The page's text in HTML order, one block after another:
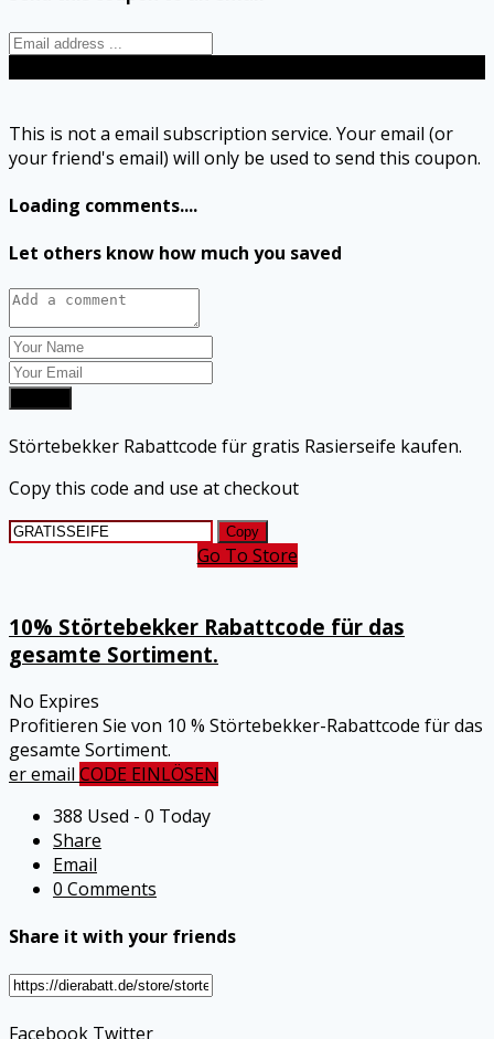
This is not a email subscription service. Your email (or
your friend's email) will only be used to send this coupon.
Loading comments....
Let others know how much you saved
Störtebekker Rabattcode für gratis Rasierseife kaufen.
Copy this code and use at checkout
Copy
Go To Store
10% Störtebekker Rabattcode für das
gesamte Sortiment.
No Expires
Profitieren Sie von 10 % Störtebekker-Rabattcode für das
gesamte Sortiment.
er email CODE EINLÖSEN
388 Used - 0 Today
Share
Email
0 Comments
Share it with your friends
Facebook Twitter